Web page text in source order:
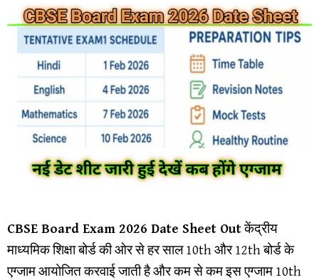
CBSE Board Exam 2026 Date Sheet Outकेंद्रीय
माध्यमिक शिक्षा बोर्ड की ओर से हर साल 10th और 12th बोर्ड के
एग्जाम आयोजित करवाई जाती है और कम से कम इस एग्जाम 10th